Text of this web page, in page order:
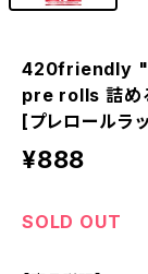
420friendly
pre rolls 詰め
[プレロール
¥888
SOLD OUT